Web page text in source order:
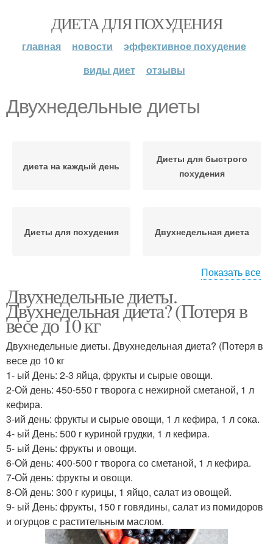
ДИЕТА ДЛЯ ПОХУДЕНИЯ
главная новости
эффективное похудение
виды диет
отзывы
Двухнедельные диеты
диета на каждый день
Диеты для быстрого
похудения
Диеты для похудения Двухнедельная диета
диета для похудения
Диета для быстрого
похудения
Французская диета Недельная диета
Показать все
Двухнедельные диеты.
Двухнедельная диета? (Потеря в
весе до 10 кг
Двухнедельные диеты. Двухнедельная диета? (Потеря в
весе до 10 кг
1- ый День: 2-3 яйца, фрукты и сырые овощи.
2-Ой день: 450-550 г творога с нежирной сметаной, 1 л
кефира.
3-ий день: фрукты и сырые овощи, 1 л кефира, 1 л сока.
4- ый День: 500 г куриной грудки, 1 л кефира.
5- ый День: фрукты и овощи.
6-Ой день: 400-500 г творога со сметаной, 1 л кефира.
7-Ой день: фрукты и овощи.
8-Ой день: 300 г курицы, 1 яйцо, салат из овощей.
9- ый День: фрукты, 150 г говядины, салат из помидоров
и огурцов с растительным маслом.